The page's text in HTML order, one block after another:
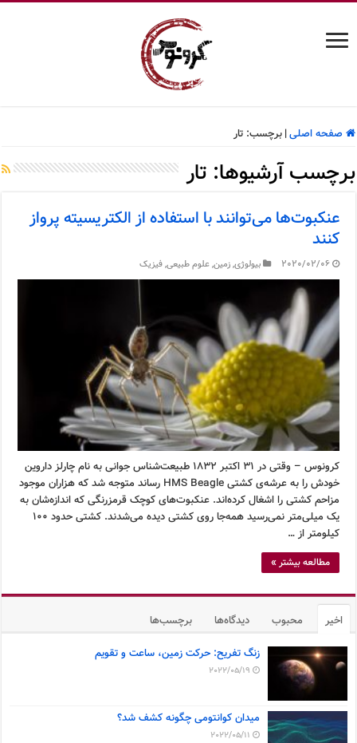
صفحه اصلی| برچسب:تار
برچسب آرشیوها: تار
عنکبوت‌ها می‌توانند با استفاده از الکتریسیته پرواز
کنند
2020/02/06 بیولوژی,زمین,علوم طبیعی,فیزیک
کرونوس – وقتی در ۳۱ اکتبر ۱۸۳۲ طبیعت‌شناس جوانی به نام چارلز داروین
خودش را به عرشه‌ی کشتی HMS Beagle رساند متوجه شد که هزاران موجود
مزاحم کشتی را اشغال کرده‌اند. عنکبوت‌های کوچک قرمزرنگی که اندازه‌شان به
یک میلی‌متر نمی‌رسید همه‌جا روی کشتی دیده می‌شدند. کشتی حدود ۱۰۰
کیلومتر از …
مطالعه بیشتر »
اخیر محبوب دیدگاه‌ها برچسب‌ها
زنگ تفریح: حرکت زمین، ساعت و تقویم
2022/05/19
میدان کوانتومی چگونه کشف شد؟
2022/05/11